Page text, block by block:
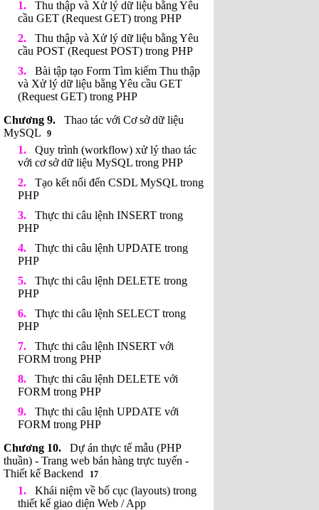
Thu thập và Xử lý dữ liệu bằng Yêu
cầu GET (Request GET) trong PHP
Thu thập và Xử lý dữ liệu bằng Yêu
cầu POST (Request POST) trong PHP
Bài tập tạo Form Tìm kiếm Thu thập
và Xử lý dữ liệu bằng Yêu cầu GET
(Request GET) trong PHP
Thao tác với Cơ sở dữ liệu
MySQL
9
Quy trình (workflow) xử lý thao tác
với cơ sở dữ liệu MySQL trong PHP
Tạo kết nối đến CSDL MySQL trong
PHP
Thực thi câu lệnh INSERT trong
PHP
Thực thi câu lệnh UPDATE trong
PHP
Thực thi câu lệnh DELETE trong
PHP
Thực thi câu lệnh SELECT trong
PHP
Thực thi câu lệnh INSERT với
FORM trong PHP
Thực thi câu lệnh DELETE với
FORM trong PHP
Thực thi câu lệnh UPDATE với
FORM trong PHP
Dự án thực tế mẫu (PHP
thuần) - Trang web bán hàng trực tuyến -
Thiết kế Backend
17
Khái niệm về bố cục (layouts) trong
thiết kế giao diện Web / App